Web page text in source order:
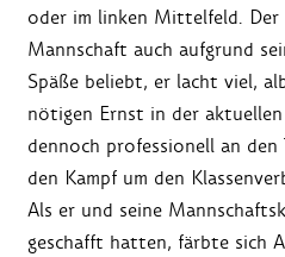
oder im linken Mittelfeld.
Mannschaft auch aufgrund
Späße beliebt, er lacht viel,
nötigen Ernst in der
dennoch professionell an den
den Kampf um den
Als er und seine
geschafft hatten, färbte sich